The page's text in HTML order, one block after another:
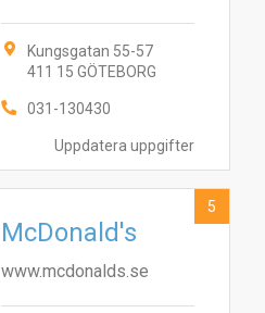
Uppdatera uppgifter
Kungsgatan 55-57
411 15 GÖTEBORG
031-130430
McDonald's
www.mcdonalds.se
5